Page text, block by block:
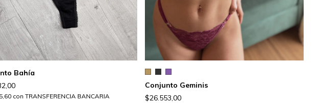
Bahía
con TRANSFERENCIA BANCARIA
Conjunto Geminis
$26.553,00